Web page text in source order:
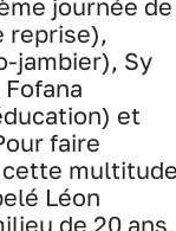
journée de
reprise),
jambier), Sy
et
faire
cette
Léon
de 20 ans,